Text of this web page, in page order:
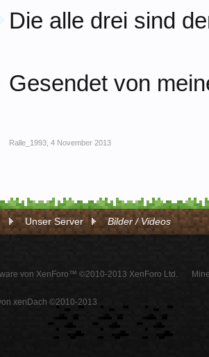
Die alle drei sind
Gesendet von
Ralle_1993 4 November 2013
Unser Server Bilder / Videos
von XenForo™ ©2010-2013 XenForo Ltd.
xenDach ©2010-2013